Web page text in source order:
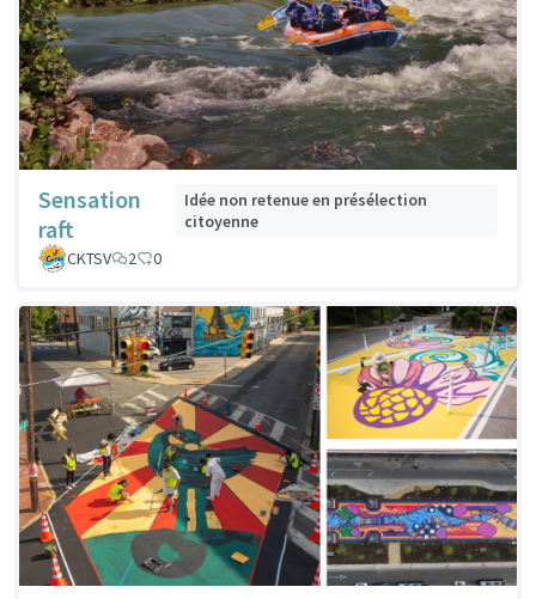
Sensation
raft
Idée non retenue en présélection
citoyenne
CKTSV
2 0